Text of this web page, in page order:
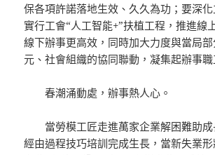
保各項許諾落地生效、久久為功；要深
實行工會“人工智能+”扶植工程，推進線
線下辦事更高效，同時加大力度與當局
元、社會組織的協同聯動，凝集起辦事職
春潮涌動處，辦事熱人心。
當勞模工匠走進萬家企業解困難助
經由過程技巧培訓完成生長，當新失業